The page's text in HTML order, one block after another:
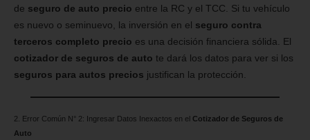
de seguro de auto precio entre la RC y el TCC. Si tu vehículo
es nuevo o seminuevo, la inversión en el seguro contra
terceros completo precio es una decisión financiera sólida. El
cotizador de seguros de auto te dará los datos para ver si los
seguros para autos precios justifican la protección.
2. Error Común N° 2: Ingresar Datos Inexactos en el Cotizador de Seguros de
Auto